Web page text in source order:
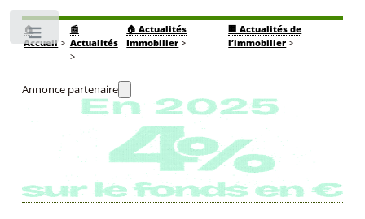
🏠
Accueil>
📰
Actualités
>
🏠 Actualités
Immobilier >
🏢 Actualités de
l’immobilier >
Annonce partenaire
Toggle